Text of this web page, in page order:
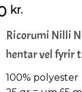
kr.
Ricorumi Nilli
hentar vel fyrir
100% polyester